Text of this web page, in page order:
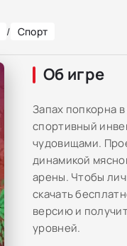
/ Спорт
Об игре
Запах попкорна
спортивный
чудовищами.
динамикой
арены. Чтобы
скачать
версию и
уровней.